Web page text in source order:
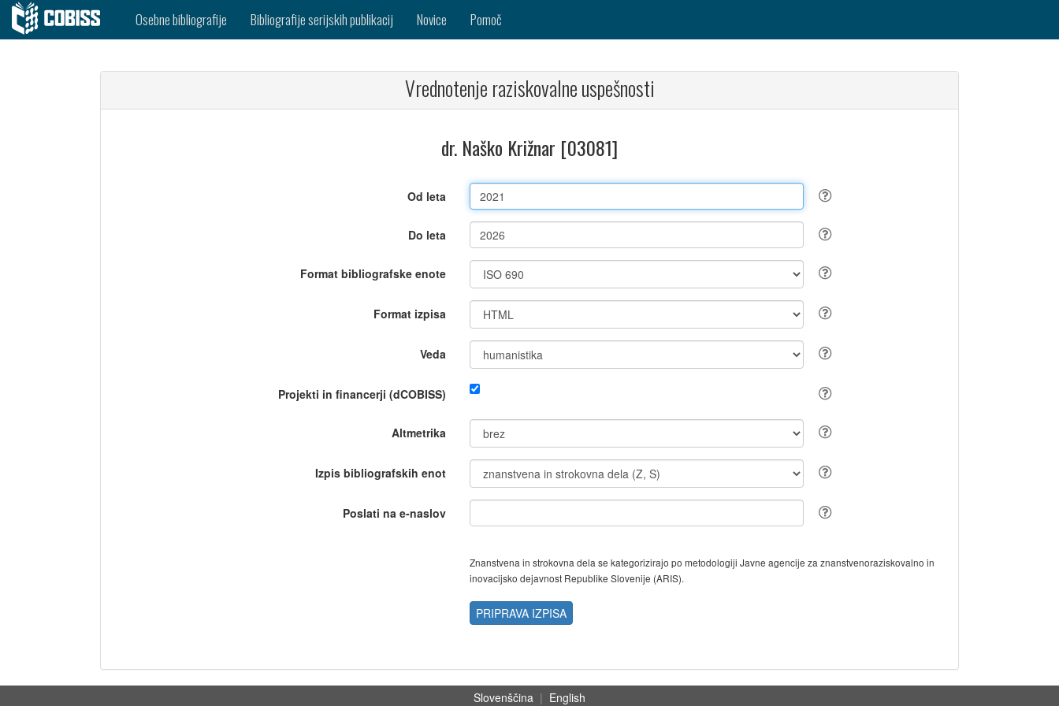
Osebne bibliografije Bibliografije serijskih publikacij Novice Pomoč
Vrednotenje raziskovalne uspešnosti
dr. Naško Križnar [03081]
Od leta
Do leta
Format bibliografske enote
Format izpisa
Veda
Projekti in financerji (dCOBISS)
Altmetrika
Izpis bibliografskih enot
Poslati na e-naslov
Znanstvena in strokovna dela se kategorizirajo po metodologiji Javne agencije za znanstvenoraziskovalno in
inovacijsko dejavnost Republike Slovenije (ARIS).
PRIPRAVA IZPISA
Slovenščina | English